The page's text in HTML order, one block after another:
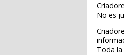
No es
Toda la